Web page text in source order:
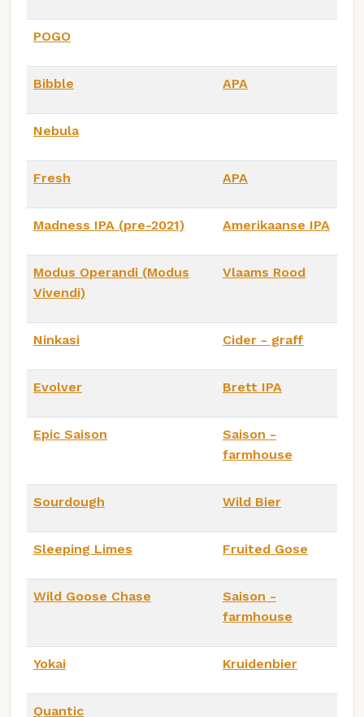
POGO
Bibble APA
Nebula
Fresh APA
Madness IPA (pre-2021) Amerikaanse IPA
Modus Operandi (Modus
Vivendi)
Vlaams Rood
Ninkasi Cider - graff
Evolver Brett IPA
Epic Saison
Saison -
farmhouse
Sourdough Wild Bier
Sleeping Limes Fruited Gose
Wild Goose Chase
Saison -
farmhouse
Yokai Kruidenbier
Quantic